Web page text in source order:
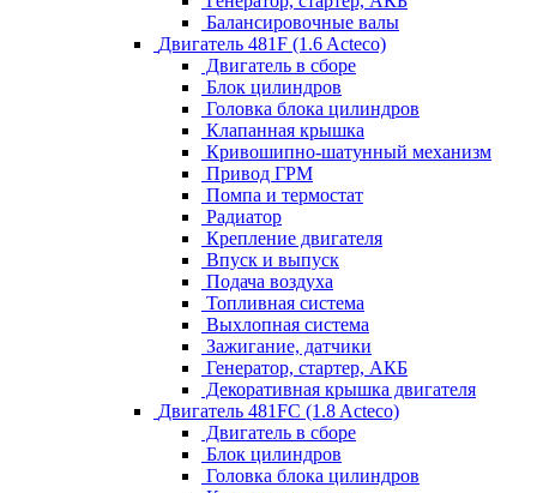
Балансировочные валы
Двигатель 481F (1.6 Acteco)
Двигатель в сборе
Блок цилиндров
Головка блока цилиндров
Клапанная крышка
Кривошипно-шатунный механизм
Привод ГРМ
Помпа и термостат
Радиатор
Крепление двигателя
Впуск и выпуск
Подача воздуха
Топливная система
Выхлопная система
Зажигание, датчики
Генератор, стартер, АКБ
Декоративная крышка двигателя
Двигатель 481FC (1.8 Acteco)
Двигатель в сборе
Блок цилиндров
Головка блока цилиндров